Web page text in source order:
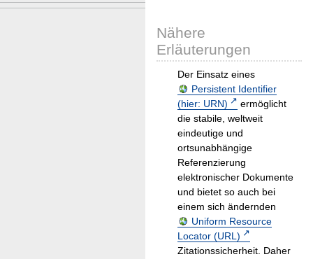
Nähere
Erläuterungen
Der Einsatz eines
Persistent Identifier
(hier: URN)
ermöglicht
die stabile, weltweit
eindeutige und
ortsunabhängige
Referenzierung
elektronischer Dokumente
und bietet so auch bei
einem sich ändernden
Uniform Resource
Locator (URL)
Zitationssicherheit. Daher